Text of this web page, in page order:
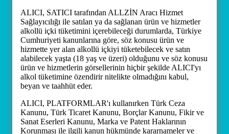
ALICI, SATICI tarafından ALLZİN Aracı Hizmet
Sağlayıcılığı ile satılan ya da sağlanan ürün ve hizmetler
alkollü içki tüketimini içerebileceği durumlarda, Türkiye
Cumhuriyeti kanunlarına göre, söz konusu ürün ve
hizmette yer alan alkollü içkiyi tüketebilecek ve satın
alabilecek yaşta (18 yaş ve üzeri) olduğunu ve söz konusu
ürün ve hizmetlerin görsellerinin hiçbir şekilde ALICI'yı
alkol tüketimine özendirir nitelikte olmadığını kabul,
beyan ve taahhüt eder.
ALICI, PLATFORMLAR'ı kullanırken Türk Ceza
Kanunu, Türk Ticaret Kanunu, Borçlar Kanunu, Fikir ve
Sanat Eserleri Kanunu, Marka ve Patent Haklarının
Korunması ile ilgili kanun hükmünde kararnameler ve